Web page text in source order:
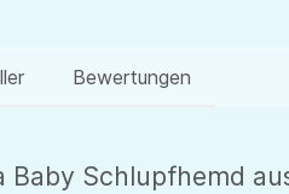
Bewertungen
Baby Schlupfhemd